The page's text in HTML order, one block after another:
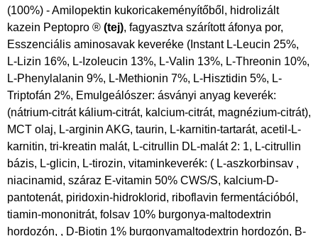
(100%) - Amilopektin kukoricakeményítőből, hidrolizált
kazein Peptopro ® (tej), fagyasztva szárított áfonya por,
Esszenciális aminosavak keveréke (Instant L-Leucin 25%,
L-Lizin 16%, L-Izoleucin 13%, L-Valin 13%, L-Threonin 10%,
L-Phenylalanin 9%, L-Methionin 7%, L-Hisztidin 5%, L-
Triptofán 2%, Emulgeálószer: ásványi anyag keverék:
(nátrium-citrát kálium-citrát, kalcium-citrát, magnézium-citrát),
MCT olaj, L-arginin AKG, taurin, L-karnitin-tartarát, acetil-L-
karnitin, tri-kreatin malát, L-citrullin DL-malát 2: 1, L-citrullin
bázis, L-glicin, L-tirozin, vitaminkeverék: ( L-aszkorbinsav ,
niacinamid, száraz E-vitamin 50% CWS/S, kalcium-D-
pantotenát, piridoxin-hidroklorid, riboflavin fermentációból,
tiamin-mononitrát, folsav 10% burgonya-maltodextrin
hordozón, , D-Biotin 1% burgonyamaltodextrin hordozón, B-